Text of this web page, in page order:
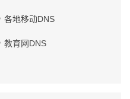
各地移动DNS
教育网DNS